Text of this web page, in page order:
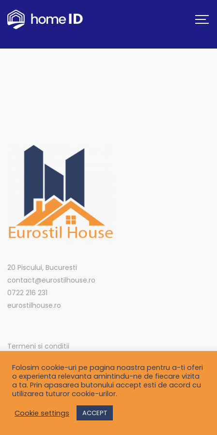
20 Piscului, Bucuresti
contact@eurostilhouse.ro
0722 216 231
eurostilhouse.ro
Termeni si conditii
Politica de confidentialitate
Contact
Folosim cookie-uri pe pagina noastra pentru a-ti oferi
o experienta relevanta amintindu-ne de fiecare vizita
a ta. Prin apasarea butonului accept esti de acord cu
utilizarea tuturor cookie-urilor.
Cookie settings
ACCEPT